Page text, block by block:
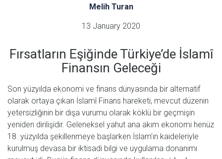
Melih Turan
13 January 2020
Fırsatların Eşiğinde Türkiye’de İslamî
Finansın Geleceği
Son yüzyılda ekonomi ve finans dünyasında bir alternatif
olarak ortaya çıkan İslamî Finans hareketi, mevcut düzenin
yetersizliğinin bir dışa vurumu olarak köklü bir geçmişin
yeniden dirilişidir. Geleneksel yahut ana akım ekonomi henüz
18. yüzyılda şekillenmeye başlarken İslam’ın kaideleriyle
kurulmuş devasa bir iktisadi bilgi ve uygulama donanımı